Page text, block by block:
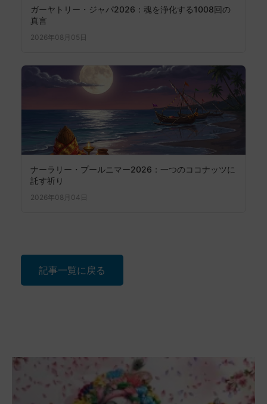
ガーヤトリー・ジャパ2026：魂を浄化する1008回の
真言
2026年08月05日
ナーラリー・プールニマー2026：一つのココナッツに
託す祈り
2026年08月04日
記事一覧に戻る